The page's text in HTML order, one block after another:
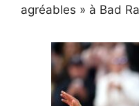
agréables » à Bad